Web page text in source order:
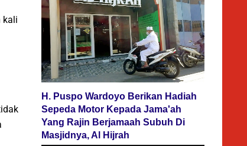
kali
H. Puspo Wardoyo Berikan Hadiah
Sepeda Motor Kepada Jama'ah
Yang Rajin Berjamaah Subuh Di
Masjidnya, Al Hijrah